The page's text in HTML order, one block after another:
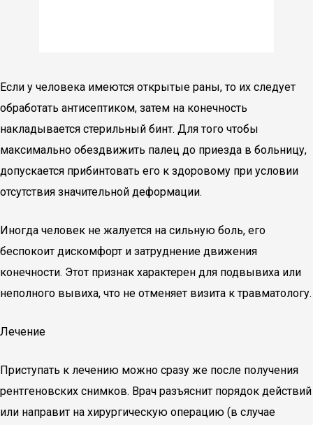
Если у человека имеются открытые раны, то их следует
обработать антисептиком, затем на конечность
накладывается стерильный бинт. Для того чтобы
максимально обездвижить палец до приезда в больницу,
допускается прибинтовать его к здоровому при условии
отсутствия значительной деформации.
Иногда человек не жалуется на сильную боль, его
беспокоит дискомфорт и затруднение движения
конечности. Этот признак характерен для подвывиха или
неполного вывиха, что не отменяет визита к травматологу.
Лечение
Приступать к лечению можно сразу же после получения
рентгеновских снимков. Врач разъяснит порядок действий
или направит на хирургическую операцию (в случае